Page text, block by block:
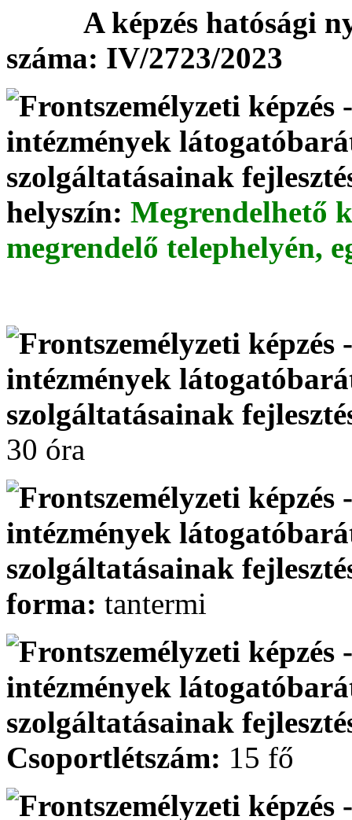
A képzés hatósági
száma: IV/2723/2023
helyszín: Megrendelhető
megrendelő telephelyén,
30 óra
forma: tantermi
Csoportlétszám: 15 fő